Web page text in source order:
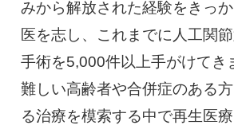
みから解放された経験をきっ
医を志し、これまでに人工関
手術を5,000件以上手がけてき
難しい高齢者や合併症のある
る治療を模索する中で再生医